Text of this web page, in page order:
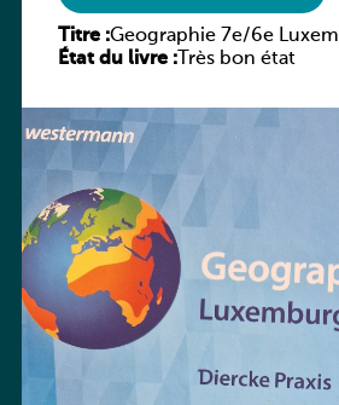
Titre :Geographie 7e/6e
Praxis
État du livre :Très bon état